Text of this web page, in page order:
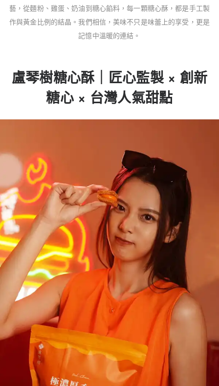
藝，從麵粉、雞蛋、奶油到糖心餡料，每一顆糖心酥，都是手工製
作與黃金比例的結晶。我們相信，美味不只是味蕾上的享受，更是
記憶中溫暖的連結。
盧琴樹糖心酥｜匠心監製 × 創新
糖心 × 台灣人氣甜點